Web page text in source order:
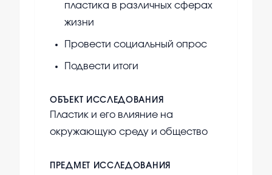
пластика в различных сферах
жизни
Провести социальный опрос
Подвести итоги
ОБЪЕКТ ИССЛЕДОВАНИЯ
Пластик и его влияние на
окружающую среду и общество
ПРЕДМЕТ ИССЛЕДОВАНИЯ